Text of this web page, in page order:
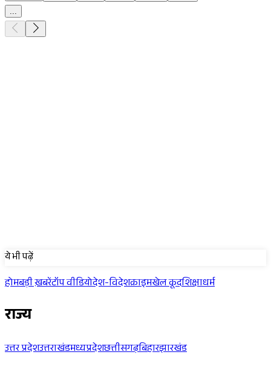
...
ये भी पढ़ें
होमबड़ी ख़बरेंटॉप वीडियोदेश-विदेशक्राइमखेल कूदशिक्षाधर्म
राज्य
उत्तर प्रदेशउत्तराखंडमध्यप्रदेशछत्तीसगढ़बिहारझारखंड